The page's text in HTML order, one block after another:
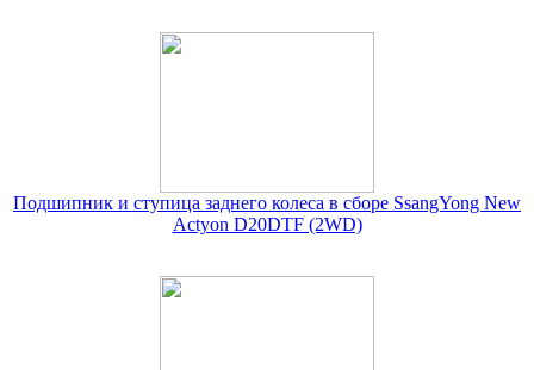
Подшипник и ступица заднего колеса в сборе SsangYong New
Actyon D20DTF (2WD)